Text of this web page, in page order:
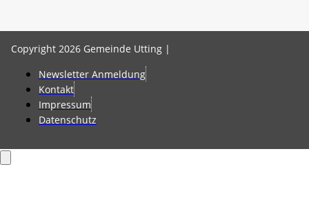
Copyright 2026 Gemeinde Utting |
Newsletter Anmeldung
Kontakt
Impressum
Datenschutz